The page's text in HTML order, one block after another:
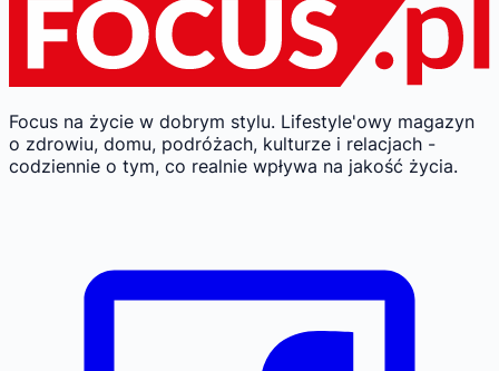
Focus na życie w dobrym stylu. Lifestyle'owy magazyn
o zdrowiu, domu, podróżach, kulturze i relacjach -
codziennie o tym, co realnie wpływa na jakość życia.